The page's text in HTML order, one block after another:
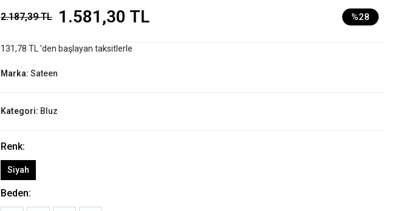
2.187,39 TL 1.581,30 TL %28
131,78 TL 'den başlayan taksitlerle
Marka: Sateen
Kategori: Bluz
Renk:
Siyah
Beden: